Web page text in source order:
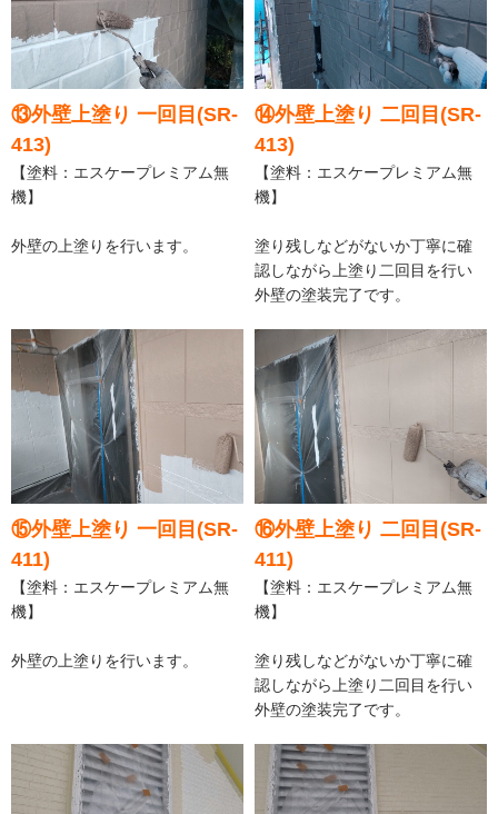
⑬外壁上塗り 一回目(SR-
413)
【塗料：エスケープレミアム無
機】
外壁の上塗りを行います。
⑭外壁上塗り 二回目(SR-
413)
【塗料：エスケープレミアム無
機】
塗り残しなどがないか丁寧に確
認しながら上塗り二回目を行い
外壁の塗装完了です。
⑮外壁上塗り 一回目(SR-
411)
【塗料：エスケープレミアム無
機】
外壁の上塗りを行います。
⑯外壁上塗り 二回目(SR-
411)
【塗料：エスケープレミアム無
機】
塗り残しなどがないか丁寧に確
認しながら上塗り二回目を行い
外壁の塗装完了です。